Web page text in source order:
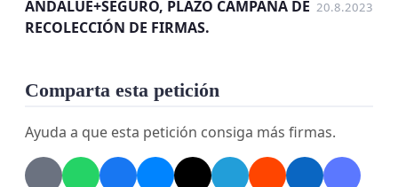
Seguridad de Andalué, que este lugar estratégico
permanezca disponible para Carabineros de Chile y
Municipal, como base de operaciones del móvil
ANDALUE+SEGURO, PLAZO CAMPAÑA DE
RECOLECCIÓN DE FIRMAS.
20.8.2023
Comparta esta petición
Ayuda a que esta petición consiga más firmas.